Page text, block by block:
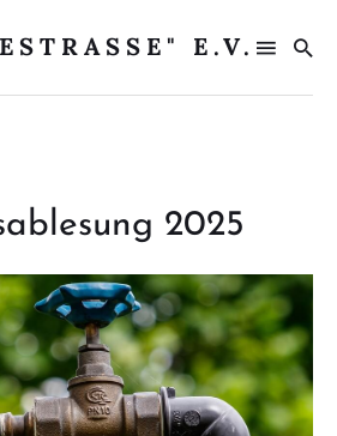
E.V.
2025